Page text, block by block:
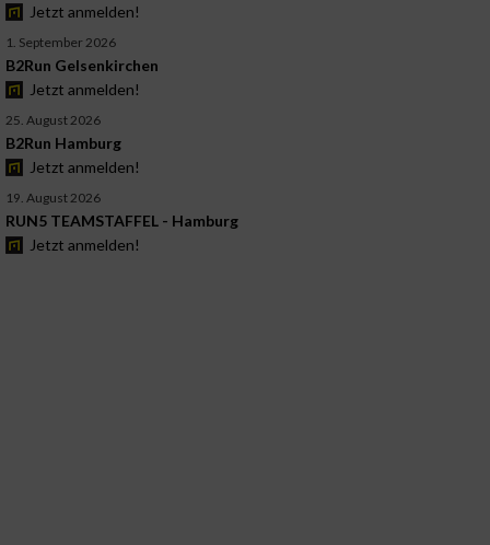
Jetzt anmelden!
1. September 2026
B2Run Gelsenkirchen
Jetzt anmelden!
25. August 2026
B2Run Hamburg
Jetzt anmelden!
19. August 2026
RUN5 TEAMSTAFFEL - Hamburg
Jetzt anmelden!